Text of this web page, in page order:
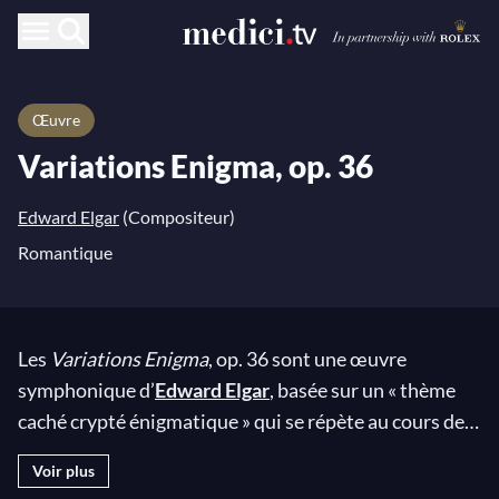
Œuvre
Variations Enigma, op. 36
Edward Elgar (Compositeur)
Romantique
Les Variations Enigma, op. 36 sont une œuvre
symphonique d’Edward Elgar, basée sur un « thème
caché crypté énigmatique » qui se répète au cours de
14 variations. Le titre allusif de cette composition fait
référence à un thème présent tout au long de l'œuvre
Voir plus